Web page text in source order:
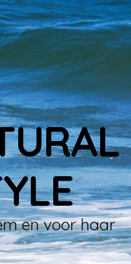
en voor haar